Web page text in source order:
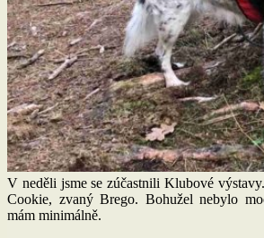
V neděli jsme se zúčastnili Klubové
Cookie, zvaný Brego. Bohužel nebylo
mám minimálně.